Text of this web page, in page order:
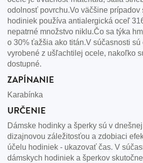
odolnosť povrchu.Vo väčšine prípadov
hodiniek používa antialergická oceľ
nepatrné množstvo niklu.Čo sa týka
o 30% ťažšia ako titán.V súčasnosti
vyrobené z ušľachtilej ocele, nakoľko
dostupné.
ZAPÍNANIE
Karabínka
URČENIE
Dámske hodinky a šperky sú v
dizajnovou záležitosťou a zdobiaci
účelu hodiniek - ukazovať čas. V
dámskych hodiniek a šperkov